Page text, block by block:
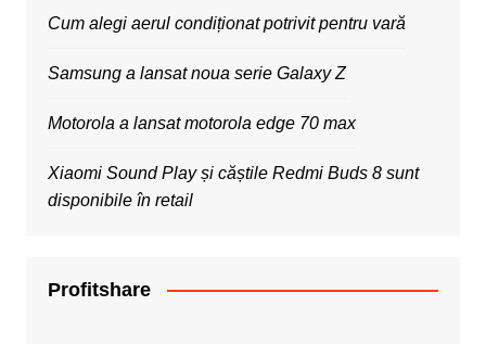
Cum alegi aerul condiționat potrivit pentru vară
Samsung a lansat noua serie Galaxy Z
Motorola a lansat motorola edge 70 max
Xiaomi Sound Play și căștile Redmi Buds 8 sunt
disponibile în retail
Profitshare